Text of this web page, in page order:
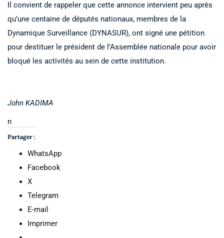
Il convient de rappeler que cette annonce intervient peu après
qu’une centaine de députés nationaux, membres de la
Dynamique Surveillance (DYNASUR), ont signé une pétition
pour destituer le président de l’Assemblée nationale pour avoir
bloqué les activités au sein de cette institution.
John KADIMA
n
Partager :
WhatsApp
Facebook
X
Telegram
E-mail
Imprimer